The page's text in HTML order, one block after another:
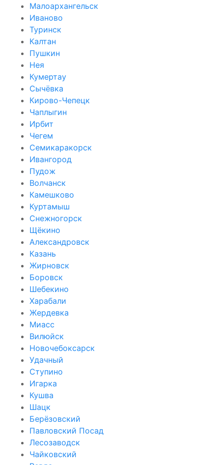
Малоархангельск
Иваново
Туринск
Калтан
Пушкин
Нея
Кумертау
Сычёвка
Кирово-Чепецк
Чаплыгин
Ирбит
Чегем
Семикаракорск
Ивангород
Пудож
Волчанск
Камешково
Куртамыш
Снежногорск
Щёкино
Александровск
Казань
Жирновск
Боровск
Шебекино
Харабали
Жердевка
Миасс
Вилюйск
Новочебоксарск
Удачный
Ступино
Игарка
Кушва
Шацк
Берёзовский
Павловский Посад
Лесозаводск
Чайковский